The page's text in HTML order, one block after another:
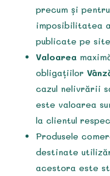
precum și
imposibilitatea
publicate pe
Valoarea
obligațiilor
cazul nelivrării
este valoarea
la clientul
Produsele
destinate
acestora este